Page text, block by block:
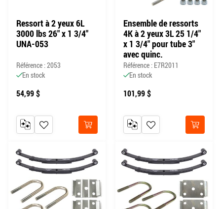
Ressort à 2 yeux 6L
3000 lbs 26" x 1 3/4"
UNA-053
Référence : 2053
En stock
54,99 $
Acheter
AJOUTER À MA LISTE DE SOUHAITS
AJOUTER AU COMPARATEUR
Ensemble de ressorts
4K à 2 yeux 3L 25 1/4"
x 1 3/4" pour tube 3"
avec quinc.
Référence : E7R2011
En stock
101,99 $
Acheter
AJOUTER À MA LISTE DE
AJOUTER AU COMPARATEUR